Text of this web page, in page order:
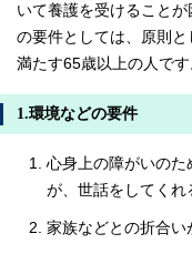
いて養護を受けること
の要件としては、原則
満たす65歳以上の人です
1.環境などの要件
心身上の障がいのた
が、世話をしてくれ
家族などとの折合い